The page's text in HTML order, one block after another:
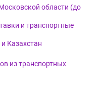
области (до
и транспортные
Казахстан
из транспортных